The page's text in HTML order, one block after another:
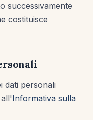
successivamente
costituisce
dati personali
all'Informativa sulla